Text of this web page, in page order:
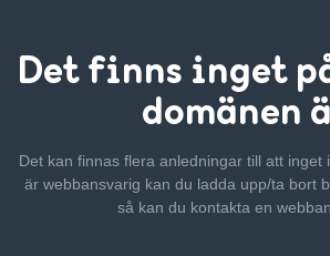
Det finns inget
domänen
Det kan finnas flera anledningar till att inget
är webbansvarig kan du ladda upp/ta bort
så kan du kontakta en